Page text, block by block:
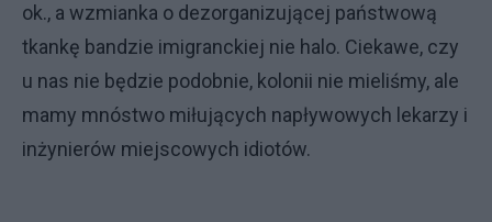
ok., a wzmianka o dezorganizującej państwową
tkankę bandzie imigranckiej nie halo. Ciekawe, czy
u nas nie będzie podobnie, kolonii nie mieliśmy, ale
mamy mnóstwo miłujących napływowych lekarzy i
inżynierów miejscowych idiotów.